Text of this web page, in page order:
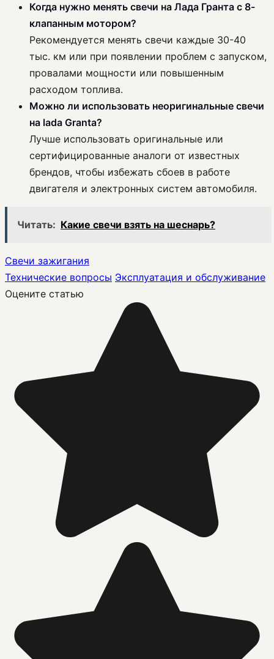
Когда нужно менять свечи на Лада Гранта с 8-
клапанным мотором?
Рекомендуется менять свечи каждые 30-40
тыс. км или при появлении проблем с запуском,
провалами мощности или повышенным
расходом топлива.
Можно ли использовать неоригинальные свечи
на lada Granta?
Лучше использовать оригинальные или
сертифицированные аналоги от известных
брендов, чтобы избежать сбоев в работе
двигателя и электронных систем автомобиля.
Читать: Какие свечи взять на шеснарь?
Свечи зажигания
Технические вопросы Эксплуатация и обслуживание
Оцените статью